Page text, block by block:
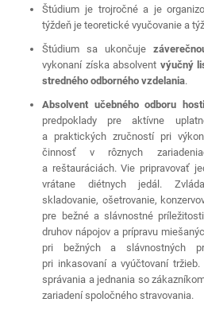
Súkromná
stredná
odborná
škola
Revúca
gastronómii
6489
hostinský,
hostinská
Štúdium je trojročné a je
týždeň je teoretické vyučovanie a
Štúdium sa ukončuje
vykonaní získa absolvent výučný
stredného odborného vzdelania.
Absolvent učebného odboru
predpoklady pre aktívne
a praktických zručností pri
činnosť v rôznych
a reštauráciách. Vie pripravovať
vrátane diétnych jedál.
skladovanie, ošetrovanie,
pre bežné a slávnostné
druhov nápojov a prípravu
pri bežných a slávnostných
pri inkasovaní a vyúčtovaní
správania a jednania so
zariadení spoločného stravovania.